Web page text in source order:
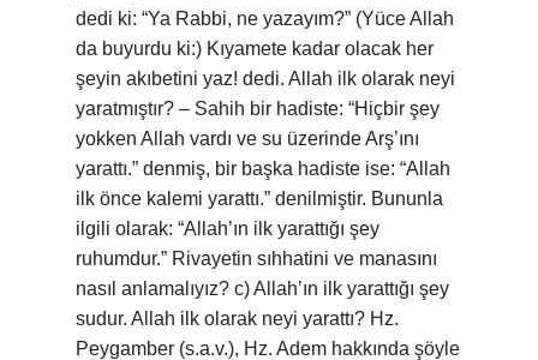
dedi ki: “Ya Rabbi, ne yazayım?” (Yüce Allah
da buyurdu ki:) Kıyamete kadar olacak her
şeyin akıbetini yaz! dedi. Allah ilk olarak neyi
yaratmıştır? – Sahih bir hadiste: “Hiçbir şey
yokken Allah vardı ve su üzerinde Arş’ını
yarattı.” denmiş, bir başka hadiste ise: “Allah
ilk önce kalemi yarattı.” denilmiştir. Bununla
ilgili olarak: “Allah’ın ilk yarattığı şey
ruhumdur.” Rivayetin sıhhatini ve manasını
nasıl anlamalıyız? c) Allah’ın ilk yarattığı şey
sudur. Allah ilk olarak neyi yarattı? Hz.
Peygamber (s.a.v.), Hz. Adem hakkında şöyle